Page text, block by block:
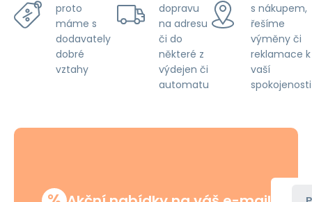
proto
máme s
dodavately
dobré
vztahy
dopravu
na adresu
či do
některé z
výdejen či
automatu
s nákupem,
řešíme
výměny či
reklamace k
vaší
spokojenosti